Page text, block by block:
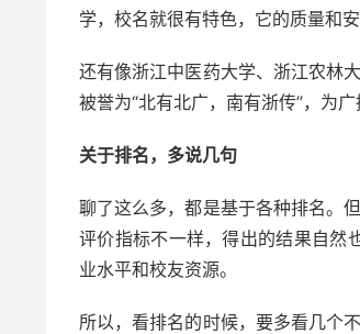
学，校名就很有特色，它的质量和
还有像浙江中医药大学、浙江农林
被誉为“北有北广，南有浙传”，为
关于排名，多说几句
聊了这么多，都是基于各种排名。
评价指标不一样，得出的结果自然
业水平和校友资源。
所以，看排名的时候，要多看几个